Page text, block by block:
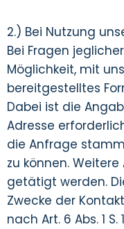
2.) Bei Nutzung
Bei Fragen
Möglichkeit, mit
bereitgestelltes
Dabei ist die
Adresse
die Anfrage
zu können.
getätigt werden.
Zwecke der
nach Art. 6 Abs. 1